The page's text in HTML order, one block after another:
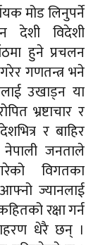
मोड लिनुपर्ने
देशी विदेशी
हुने प्रचलन
गणतन्त्र भने
उखाड्न या
भ्रष्टाचार र
र बाहिर
जनताले
विगतका
ज्यानलाई
रक्षा गर्न
धेरै छन् ।